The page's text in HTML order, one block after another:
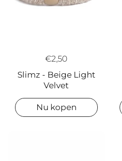
€2,50
Slimz - Beige Light
Velvet
Nu kopen